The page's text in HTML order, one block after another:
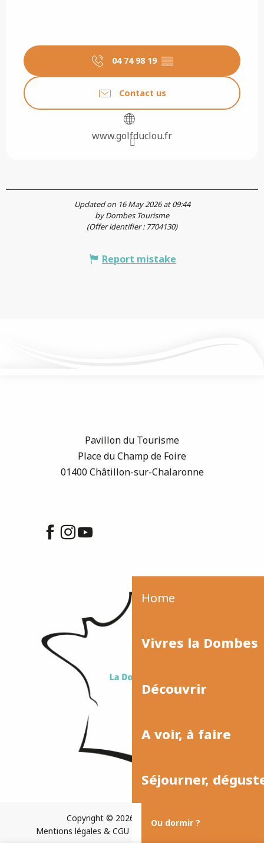
Home
Vivres la Dombes
Découvrir
A voir, à faire
Séjourner,
Ou dormir ?
04 74 98 19 ▒▒
Contact us
www.golfduclou.fr
Updated on 16 May 2026 at 09:44
by Dombes Tourisme
(Offer identifier : 7704130)
Report mistake
Pavillon du Tourisme
Place du Champ de Foire
01400 Châtillon-sur-Chalaronne
Copyright © 2026
Plan du site
Mentions légales & CGU